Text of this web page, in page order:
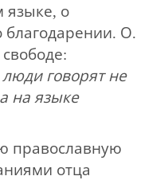
языке, о
благодарении. О.
говорят не
на языке
православную
отца